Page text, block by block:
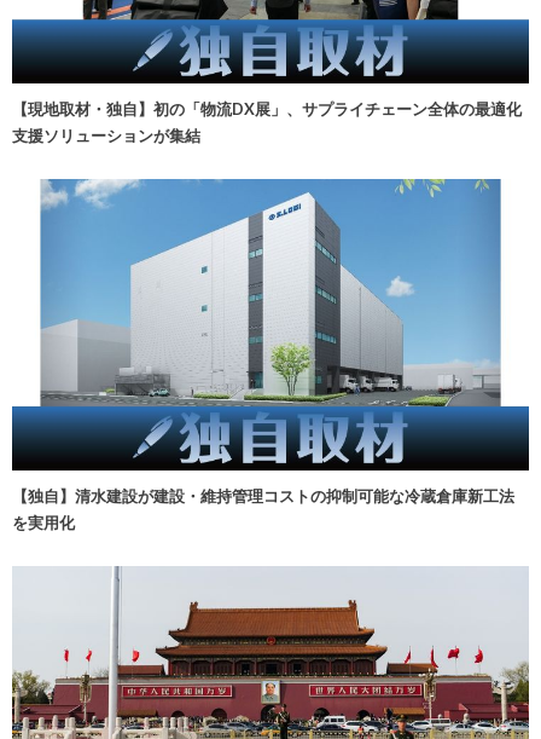
【現地取材・独自】初の「物流DX展」、サプライチェーン全体の最適化
支援ソリューションが集結
【独自】清水建設が建設・維持管理コストの抑制可能な冷蔵倉庫新工法
を実用化